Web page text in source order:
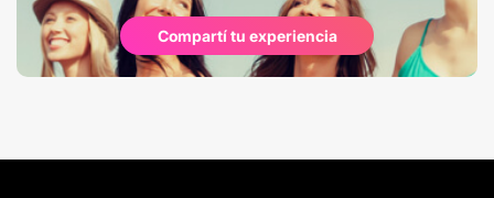
Compartí tu experiencia